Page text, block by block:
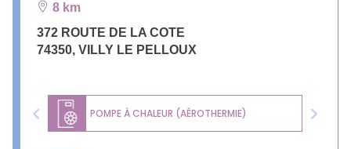
8 km
372 ROUTE DE LA COTE
74350, VILLY LE PELLOUX
POMPE À CHALEUR (AÉROTHERMIE)
Previous Next